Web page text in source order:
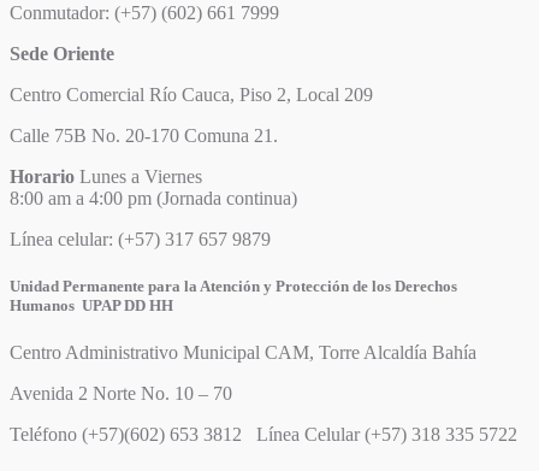
Conmutador: (+57) (602) 661 7999
Sede Oriente
Centro Comercial Río Cauca, Piso 2, Local 209
Calle 75B No. 20-170 Comuna 21.
Horario Lunes a Viernes
8:00 am a 4:00 pm (Jornada continua)
Línea celular: (+57) 317 657 9879
Unidad Permanente para la Atención y Protección de los Derechos
Humanos UPAP DD HH
Centro Administrativo Municipal CAM, Torre Alcaldía Bahía
Avenida 2 Norte No. 10 – 70
Teléfono (+57)(602) 653 3812 Línea Celular (+57) 318 335 5722